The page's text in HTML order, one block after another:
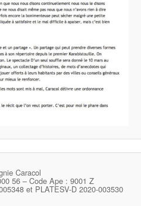
Caracol
56 – Code Ape : 9001 Z
et PLATESV-D 2020-003530